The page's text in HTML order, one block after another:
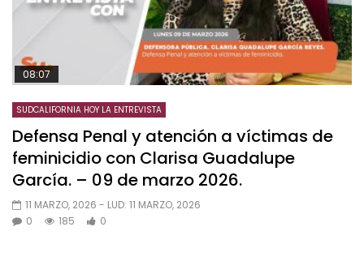
08:07
SUDCALIFORNIA HOY LA ENTREVISTA
Defensa Penal y atención a víctimas de
feminicidio con Clarisa Guadalupe
García. – 09 de marzo 2026.
11 MARZO, 2026 - LUD: 11 MARZO, 2026
0
185 0